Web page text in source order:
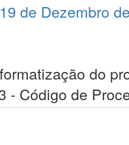
de Dezembro
do
- Código de